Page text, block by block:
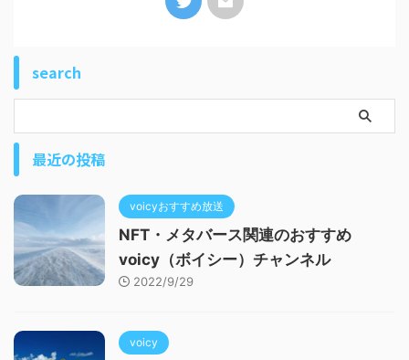
search
最近の投稿
voicyおすすめ放送
NFT・メタバース関連のおすすめ
voicy（ボイシー）チャンネル
2022/9/29
voicy